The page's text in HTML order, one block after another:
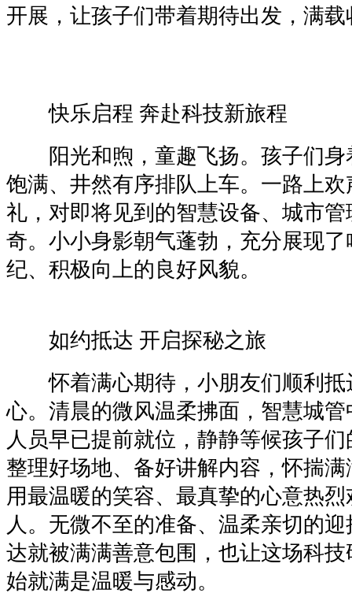
开展，让孩子们带着期待出发，满
快乐启程 奔赴科技新旅程
阳光和煦，童趣飞扬。孩子们身
饱满、井然有序排队上车。一路上
礼，对即将见到的智慧设备、城市
奇。小小身影朝气蓬勃，充分展现
纪、积极向上的良好风貌。
如约抵达 开启探秘之旅
怀着满心期待，小朋友们顺利抵
心。清晨的微风温柔拂面，智慧城
人员早已提前就位，静静等候孩子
整理好场地、备好讲解内容，怀揣
用最温暖的笑容、最真挚的心意热
人。无微不至的准备、温柔亲切的
达就被满满善意包围，也让这场科
始就满是温暖与感动。